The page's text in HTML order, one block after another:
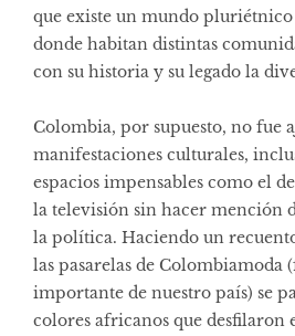
que existe un mundo
donde habitan distintas
con su historia y su legado la
Colombia, por supuesto, no fue
manifestaciones culturales,
espacios impensables como el
la televisión sin hacer mención
la política. Haciendo un
las pasarelas de Colombiamoda
importante de nuestro país) se
colores africanos que desfilaron